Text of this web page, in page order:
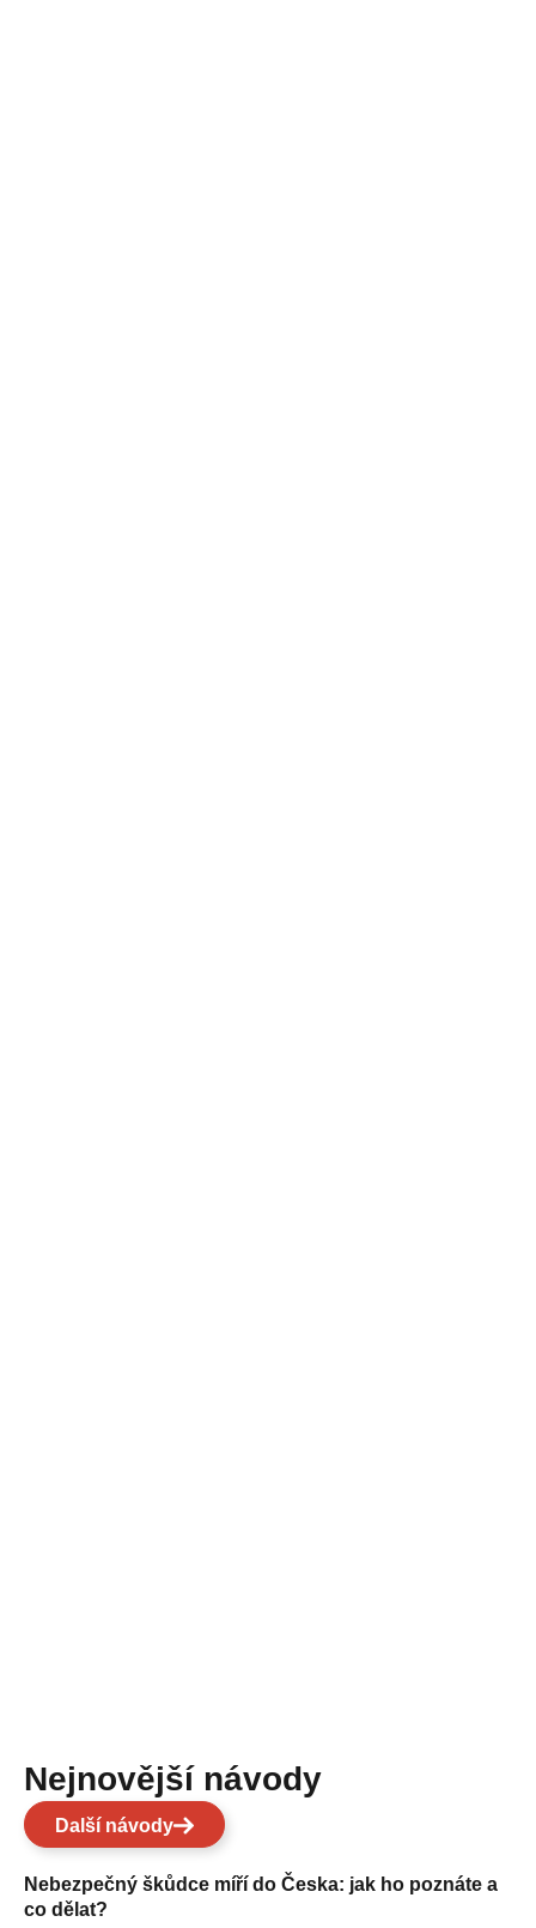
Nejnovější návody
Další návody
Nebezpečný škůdce míří do Česka: jak ho poznáte a
co dělat?